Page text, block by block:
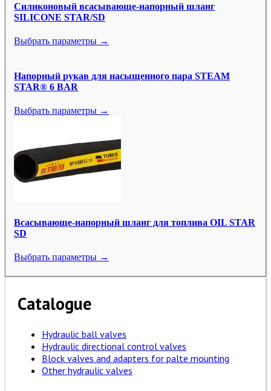
Силиконовый всасывающе-напорный шланг
SILICONE STAR/SD
Выбрать параметры →
Напорный рукав для насыщенного пара STEAM
STAR® 6 BAR
Выбрать параметры →
Всасывающе-напорный шланг для топлива OIL STAR
SD
Выбрать параметры →
Catalogue
Hydraulic ball valves
Hydraulic directional control valves
Block valves and adapters for palte mounting
Other hydraulic valves